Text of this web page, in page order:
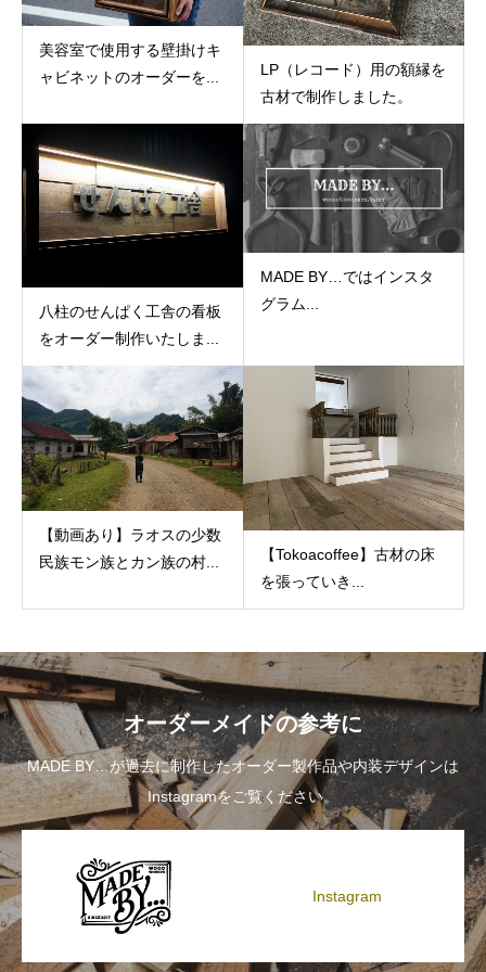
美容室で使用する壁掛けキ
ャビネットのオーダーを...
LP（レコード）用の額縁を
古材で制作しました。
八柱のせんぱく工舎の看板
をオーダー制作いたしま...
MADE BY…ではインスタ
グラム...
【動画あり】ラオスの少数
民族モン族とカン族の村...
【Tokoacoffee】古材の床
を張っていき...
オーダーメイドの参考に
MADE BY…が過去に制作したオーダー製作品や内装デザインは
Instagramをご覧ください。
Instagram